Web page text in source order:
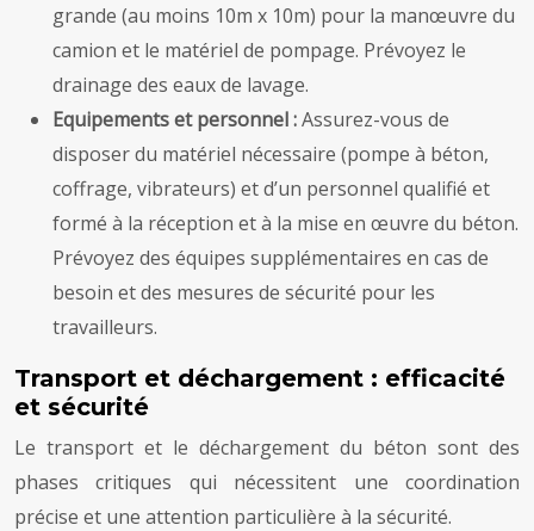
grande (au moins 10m x 10m) pour la manœuvre du
camion et le matériel de pompage. Prévoyez le
drainage des eaux de lavage.
Equipements et personnel :Assurez-vous de
disposer du matériel nécessaire (pompe à béton,
coffrage, vibrateurs) et d’un personnel qualifié et
formé à la réception et à la mise en œuvre du béton.
Prévoyez des équipes supplémentaires en cas de
besoin et des mesures de sécurité pour les
travailleurs.
Transport et déchargement : efficacité
et sécurité
Le transport et le déchargement du béton sont des
phases critiques qui nécessitent une coordination
précise et une attention particulière à la sécurité.